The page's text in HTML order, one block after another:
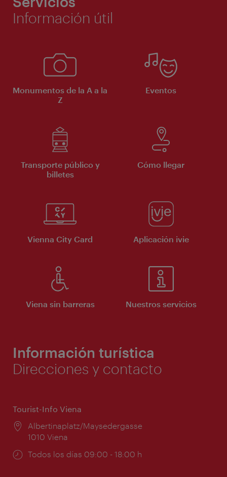
Información útil
Monumentos de la A a la
Z
Eventos
Transporte público y
billetes
Cómo llegar
Vienna City Card Aplicación ivie
Viena sin barreras Nuestros servicios
Información turística
Direcciones y contacto
Tourist-Info Viena
Lugar:
Albertinaplatz/Maysedergasse
1010 Viena
Horarios
Todos los días 09:00 - 18:00 h